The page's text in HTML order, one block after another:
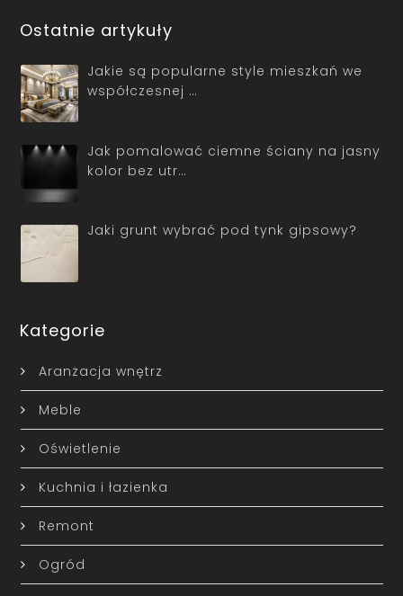
Ostatnie artykuły
Jakie są popularne style mieszkań we
współczesnej …
Jak pomalować ciemne ściany na jasny
kolor bez utr…
Jaki grunt wybrać pod tynk gipsowy?
Kategorie
Aranżacja wnętrz
Meble
Oświetlenie
Kuchnia i łazienka
Remont
Ogród